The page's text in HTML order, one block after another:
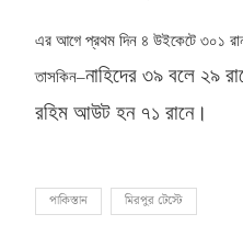
এর আগে প্রথম দিন ৪ উইকেটে ৩০১
তাসকিন–নাহিদের ৩৯ বলে ২৯
রহিম আউট হন ৭১ রানে।
পাকিস্তান মিরপুর টেস্টে